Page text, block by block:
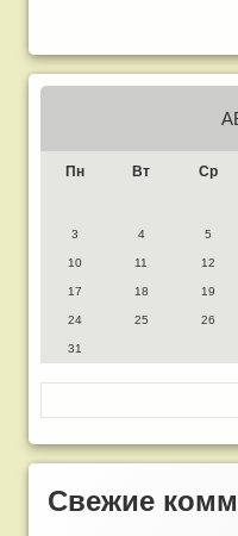
Пн Вт Ср
3 4 5
10 11 12
17 18 19
24 25 26
31
Свежие